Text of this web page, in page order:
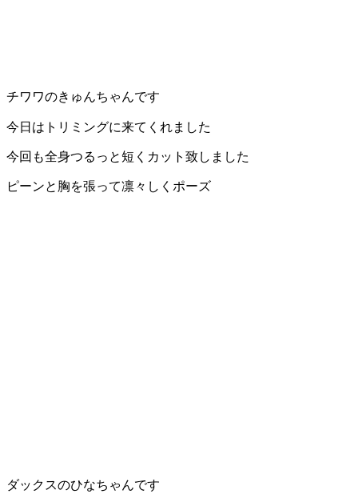
チワワのきゅんちゃんです
今日はトリミングに来てくれました
今回も全身つるっと短くカット致しました
ピーンと胸を張って凛々しくポーズ
ダックスのひなちゃんです